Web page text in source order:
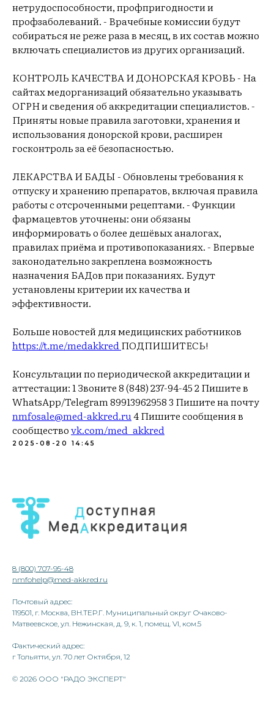
нетрудоспособности, профпригодности и
профзаболеваний. - Врачебные комиссии будут
собираться не реже раза в месяц, в их состав можно
включать специалистов из других организаций.
КОНТРОЛЬ КАЧЕСТВА И ДОНОРСКАЯ КРОВЬ - На
сайтах медорганизаций обязательно указывать
ОГРН и сведения об аккредитации специалистов. -
Приняты новые правила заготовки, хранения и
использования донорской крови, расширен
госконтроль за её безопасностью.
ЛЕКАРСТВА И БАДЫ - Обновлены требования к
отпуску и хранению препаратов, включая правила
работы с отсроченными рецептами. - Функции
фармацевтов уточнены: они обязаны
информировать о более дешёвых аналогах,
правилах приёма и противопоказаниях. - Впервые
законодательно закреплена возможность
назначения БАДов при показаниях. Будут
установлены критерии их качества и
эффективности.
Больше новостей для медицинских работников
https://t.me/medakkredПОДПИШИТЕСЬ!
Консультации по периодической аккредитации и
аттестации: 1 Звоните 8 (848) 237-94-45 2 Пишите в
WhatsApp/Telegram 89913962958 3 Пишите на почту
nmfosale@med-akkred.ru4 Пишите сообщения в
сообществоvk.com/med_akkred
2025-08-20 14:45
8 (800) 707-95-48
nmfohelp@med-akkred.ru
Почтовый адрес:
119501, г. Москва, ВН.ТЕР.Г. Муниципальный округ Очаково-
Матвеевское, ул. Нежинская, д. 9, к. 1, помещ. VI, ком.5
Фактический адрес:
г Тольятти, ул. 70 лет Октября, 12
© 2026 ООО "РАДО ЭКСПЕРТ"